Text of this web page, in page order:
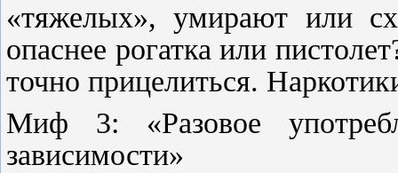
«тяжелых», умирают или
опаснее рогатка или
точно прицелиться.
Миф 3: «Разовое
зависимости»